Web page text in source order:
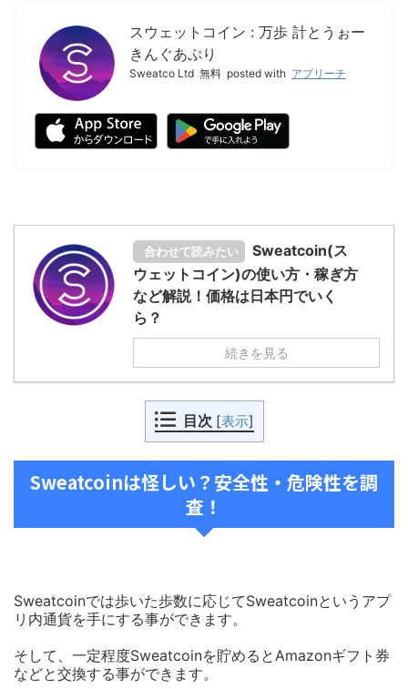
スウェットコイン : 万歩 計とうぉー
きんぐあぷり
Sweatco Ltd 無料 posted with アプリーチ
合わせて読みたい
Sweatcoin(ス
ウェットコイン)の使い方・稼ぎ方
など解説！価格は日本円でいく
ら？
続きを見る
目次 [表示]
Sweatcoinは怪しい？安全性・危険性を調
査！
Sweatcoinでは歩いた歩数に応じてSweatcoinというアプ
リ内通貨を手にする事ができます。
そして、一定程度Sweatcoinを貯めるとAmazonギフト券
などと交換する事ができます。